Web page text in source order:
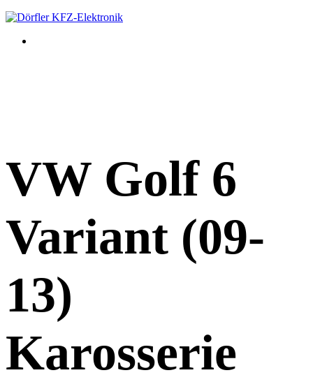
VW Golf 6
Variant (09-
13)
Karosserie